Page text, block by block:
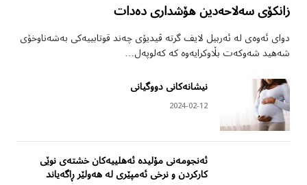
زانکۆی سەلاحەدین هۆشداری دەدات
دوای ئەوەی لە ئەربیل لایف گرتە ڤیدیۆی چەند قوتابییەکی بەشەناوخۆی
شەهید شەوکەت بڵاوکرایەوە کە کەلوپەل…
نیشانەکانی دووگیانی
2024-02-12
ئەنجومەنی مۆلیدە ئەهلییەکان خشتەی نوێی
کارکردن و نرخی ئەمپێری لە هەولێر ڕاگەیاند